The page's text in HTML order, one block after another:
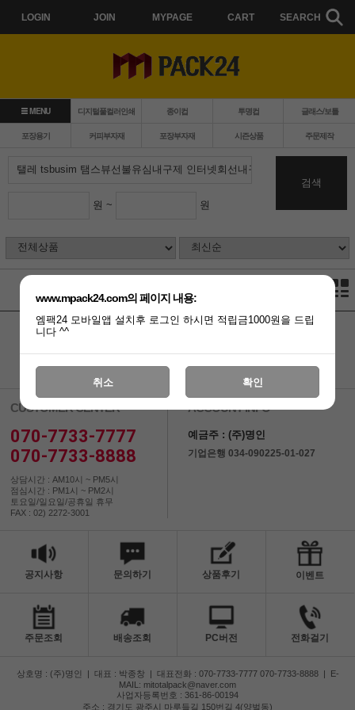
LOGIN JOIN MYPAGE CART SEARCH
MENU 디지털풀컬러인쇄 종이컵 투명컵 글래스/보틀
포장용기 커피부자재 포장부자재 시즌상품 주문제작
원 ~ 원
검색
검색된 상품이 없습니다.
CUSTOMER CENTER
070-7733-7777
070-7733-8888
상담시간 : AM10시 ~ PM5시
점심시간 : PM1시 ~ PM2시
토요일/일요일/공휴일 휴무
FAX : 02) 2272-3001
ACCOUNT INFO
예금주 : (주)명인
기업은행 034-090225-01-027
공지사항 문의하기 상품후기 이벤트
주문조회 배송조회 PC버전 전화걸기
상호명 : (주)명인 | 대표 : 박종창 | 대표전화 : 070-7733-7777 070-7733-8888 | E-
MAIL: mitotalpack@naver.com
사업자등록번호 : 361-86-00194
주소 : 경기도 광주시 마루들길 150번길 4(양벌동)
www.mpack24.com의 페이지 내용:
엠팩24 모바일앱 설치후 로그인 하시면 적립금1000원을 드립
니다 ^^
취소 확인